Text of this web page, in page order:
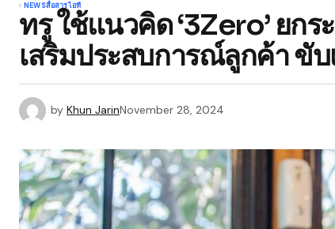
NEWSสื่อสารไอที
ทรู ใช้แนวคิด ‘3Zero’ ยก
เสริมประสบการณ์ลูกค้า ขั
by Khun JarinNovember 28, 2024